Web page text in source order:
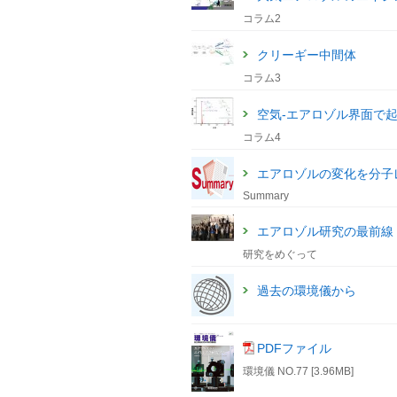
コラム2
クリーギー中間体
コラム3
空気-エアロゾル界面で
コラム4
エアロゾルの変化を分子
Summary
エアロゾル研究の最前線
研究をめぐって
過去の環境儀から
PDFファイル
環境儀 NO.77 [3.96MB]